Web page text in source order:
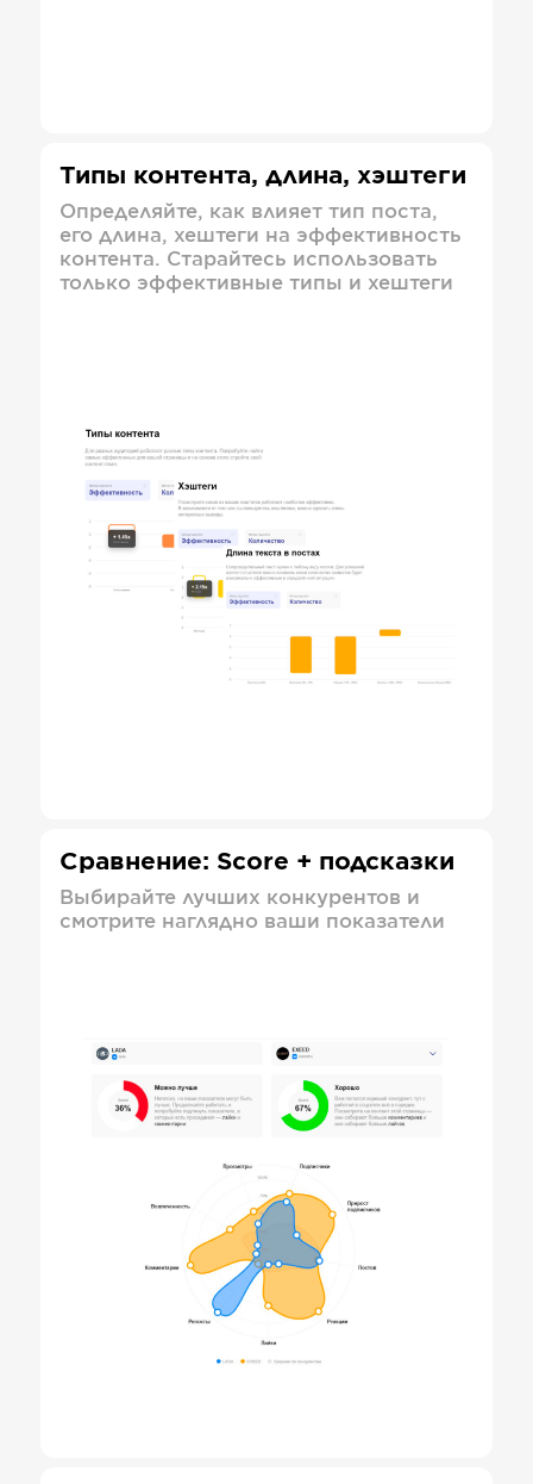
Типы контента, длина, хэштеги
Определяйте, как влияет тип поста,
его длина, хештеги на эффективность
контента. Старайтесь использовать
только эффективные типы и хештеги
Сравнение: Score + подсказки
Выбирайте лучших конкурентов и
смотрите наглядно ваши показатели